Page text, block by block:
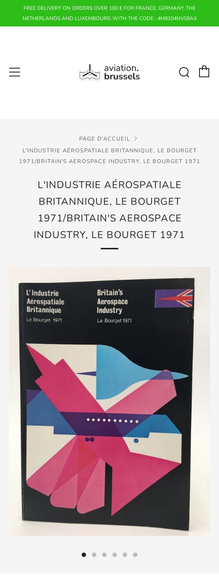
FREE DELIVERY ON ORDERS OVER 100 € FOR FRANCE, GERMANY, THE
NETHERLANDS AND LUXEMBOURG WITH THE CODE : 4M8104NVS9AX
Menu
PAGE D'ACCUEIL
L'INDUSTRIE AÉROSPATIALE BRITANNIQUE, LE BOURGET
1971/BRITAIN'S AEROSPACE INDUSTRY, LE BOURGET 1971
L'INDUSTRIE AÉROSPATIALE
BRITANNIQUE, LE BOURGET
1971/BRITAIN'S AEROSPACE
INDUSTRY, LE BOURGET 1971